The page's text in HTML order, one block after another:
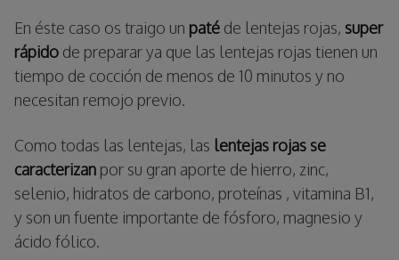
En éste caso os traigo un paté de lentejas rojas, super
rápido de preparar ya que las lentejas rojas tienen un
tiempo de cocción de menos de 10 minutos y no
necesitan remojo previo.
Como todas las lentejas, las lentejas rojas se
caracterizan por su gran aporte de hierro, zinc,
selenio, hidratos de carbono, proteínas , vitamina B1,
y son un fuente importante de fósforo, magnesio y
ácido fólico.